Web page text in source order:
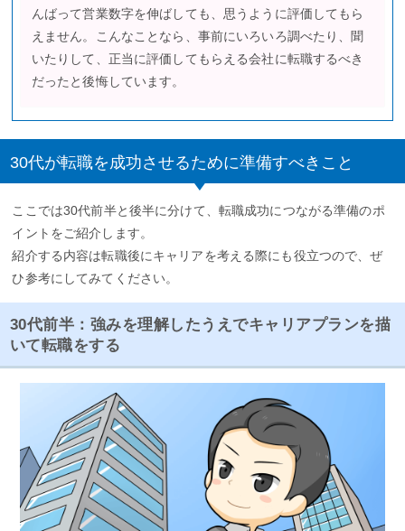
んばって営業数字を伸ばしても、思うように評価してもら
えません。こんなことなら、事前にいろいろ調べたり、聞
いたりして、正当に評価してもらえる会社に転職するべき
だったと後悔しています。
30代が転職を成功させるために準備すべきこと
ここでは30代前半と後半に分けて、転職成功につながる準備のポ
イントをご紹介します。
紹介する内容は転職後にキャリアを考える際にも役立つので、ぜ
ひ参考にしてみてください。
30代前半：強みを理解したうえでキャリアプランを描
いて転職をする